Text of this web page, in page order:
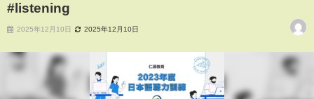
#listening
2025年12月10日 2025年12月10日